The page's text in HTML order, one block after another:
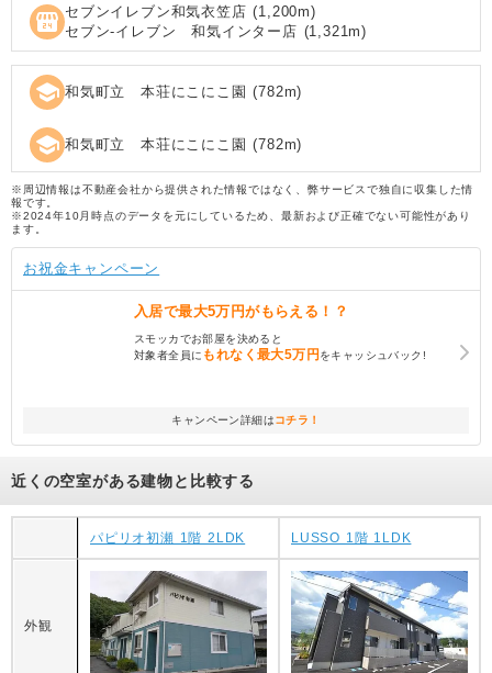
local_convenience_store セブンイレブン和気衣笠店 (1,200m)
セブン‐イレブン 和気インター店 (1,321m)
school 和気町立 本荘にこにこ園 (782m)
school 和気町立 本荘にこにこ園 (782m)
※周辺情報は不動産会社から提供された情報ではなく、弊サービスで独自に収集した情
報です。
※2024年10月時点のデータを元にしているため、最新および正確でない可能性があり
ます。
お祝金キャンペーン
入居で最大5万円がもらえる！？
スモッカでお部屋を決めると
対象者全員に もれなく最大5万円をキャッシュバック!
キャンペーン詳細はコチラ！
近くの空室がある建物と比較する
パピリオ初瀬 1階 2LDK LUSSO 1階 1LDK
外観